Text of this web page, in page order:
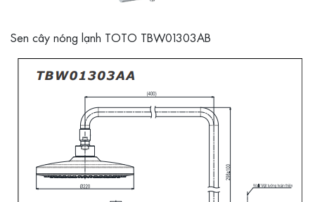
Sen cây nóng lạnh TOTO TBW01303AB